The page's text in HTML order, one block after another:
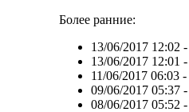
Более ранние:
13/06/2017 12:02 -
13/06/2017 12:01 -
11/06/2017 06:03-
09/06/2017 05:37-
08/06/2017 05:52 -